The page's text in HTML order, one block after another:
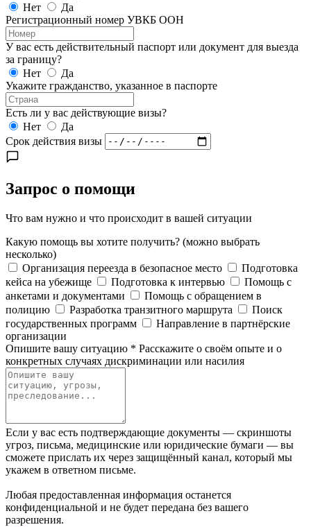
Нет
Да
Регистрационный номер УВКБ ООН
У вас есть действительный паспорт или документ для выезда
за границу?
Нет
Да
Укажите гражданство, указанное в паспорте
Есть ли у вас действующие визы?
Нет
Да
Срок действия визы
Запрос о помощи
Что вам нужно и что происходит в вашей ситуации
Какую помощь вы хотите получить? (можно выбрать
несколько)
Организация переезда в безопасное место
Подготовка
кейса на убежище
Подготовка к интервью
Помощь с
анкетами и документами
Помощь с обращением в
полицию
Разработка транзитного маршрута
Поиск
государственных программ
Направление в партнёрские
организации
Опишите вашу ситуацию * Расскажите о своём опыте и о
конкретных случаях дискриминации или насилия
Если у вас есть подтверждающие документы — скриншоты
угроз, письма, медицинские или юридические бумаги — вы
сможете прислать их через защищённый канал, который мы
укажем в ответном письме.
Любая предоставленная информация останется
конфиденциальной и не будет передана без вашего
разрешения.